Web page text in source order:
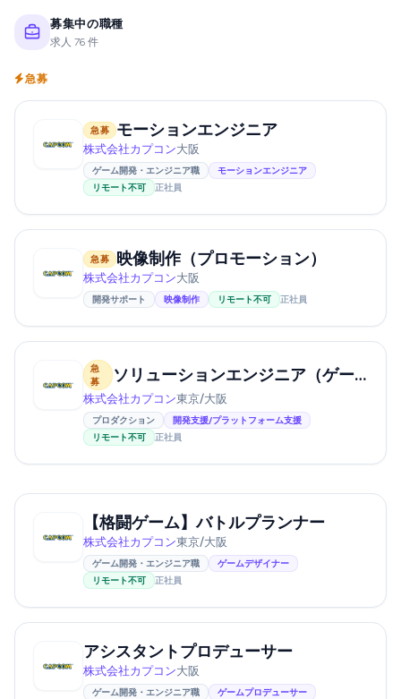
募集中の職種
求人 76 件
急募
急募 モーションエンジニア
株式会社カプコン大阪
ゲーム開発・エンジニア職
モーションエンジニア
リモート不可
正社員
急募 映像制作（プロモーション）
株式会社カプコン大阪
開発サポート 映像制作 リモート不可 正社員
急
募
ソリューションエンジニア（ゲーム開発）
株式会社カプコン東京/大阪
プロダクション
開発支援/プラットフォーム支援
リモート不可
正社員
【格闘ゲーム】バトルプランナー
株式会社カプコン東京/大阪
ゲーム開発・エンジニア職
ゲームデザイナー
リモート不可
正社員
アシスタントプロデューサー
株式会社カプコン大阪
ゲーム開発・エンジニア職
ゲームプロデューサー